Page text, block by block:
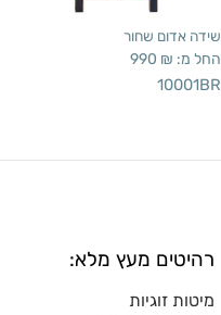
שידה אדום שחור
החל מ: 990 ₪
10001BR
רהיטים מעץ מלא:
מיטות זוגיות